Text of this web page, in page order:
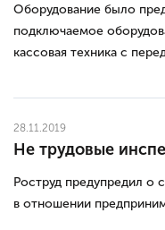
Оборудование было
подключаемое
кассовая техника с
28.11.2019
Не трудовые
Роструд предупредил о
в отношении